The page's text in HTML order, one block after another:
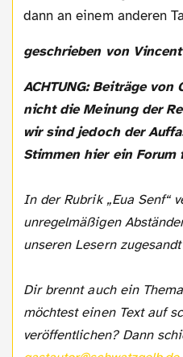
dann an einem anderen
geschrieben von Vincent
ACHTUNG: Beiträge von Gastautoren müssen
nicht die Meinung der
wir sind jedoch der
Stimmen hier ein Forum
In der Rubrik „Eua Senf“
unregelmäßigen
unseren Lesern
Dir brennt auch ein
möchtest einen Text auf
veröffentlichen? Dann